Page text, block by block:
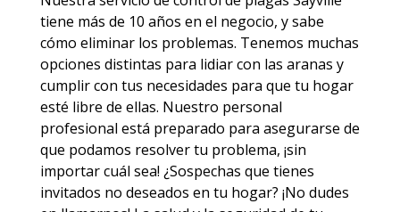
tiene más de 10 años en el negocio, y sabe
cómo eliminar los problemas. Tenemos muchas
opciones distintas para lidiar con las aranas y
cumplir con tus necesidades para que tu hogar
esté libre de ellas. Nuestro personal
profesional está preparado para asegurarse de
que podamos resolver tu problema, ¡sin
importar cuál sea! ¿Sospechas que tienes
invitados no deseados en tu hogar? ¡No dudes